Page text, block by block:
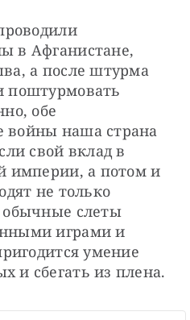
в Афганистане,
а после штурма
поштурмовать
обе
войны наша страна
свой вклад в
империи, а потом и
не только
обычные слеты
играми и
умение
и сбегать из плена.